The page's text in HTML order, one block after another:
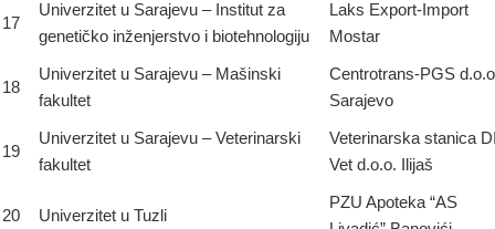
17
Univerzitet u Sarajevu – Institut za
genetičko inženjerstvo i biotehnologiju
Laks Export-Import
Mostar
18
Univerzitet u Sarajevu – Mašinski
fakultet
Centrotrans-PGS
Sarajevo
19
Univerzitet u Sarajevu – Veterinarski
fakultet
Veterinarska stanica
Vet d.o.o. Ilijaš
20 Univerzitet u Tuzli
PZU Apoteka “AS